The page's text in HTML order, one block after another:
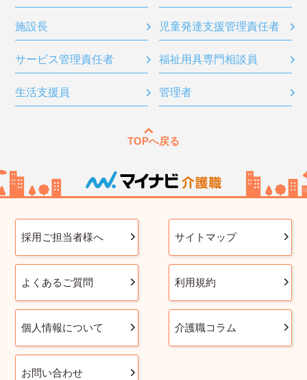
施設長 児童発達支援管理責任者
サービス管理責任者 福祉用具専門相談員
生活支援員 管理者
TOPへ戻る
採用ご担当者様へ サイトマップ
よくあるご質問 利用規約
個人情報について 介護職コラム
お問い合わせ